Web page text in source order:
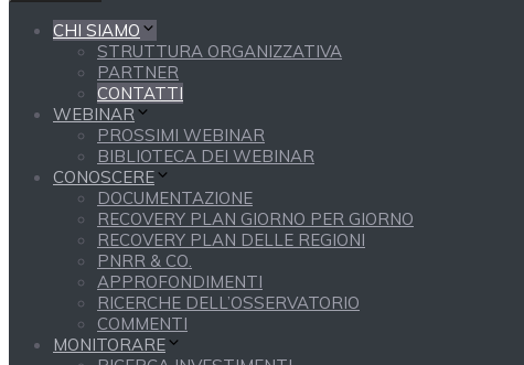
CHI SIAMO
STRUTTURA ORGANIZZATIVA
PARTNER
CONTATTI
WEBINAR
PROSSIMI WEBINAR
BIBLIOTECA DEI WEBINAR
CONOSCERE
DOCUMENTAZIONE
RECOVERY PLAN GIORNO PER GIORNO
RECOVERY PLAN DELLE REGIONI
PNRR & CO.
APPROFONDIMENTI
RICERCHE DELL’OSSERVATORIO
COMMENTI
MONITORARE